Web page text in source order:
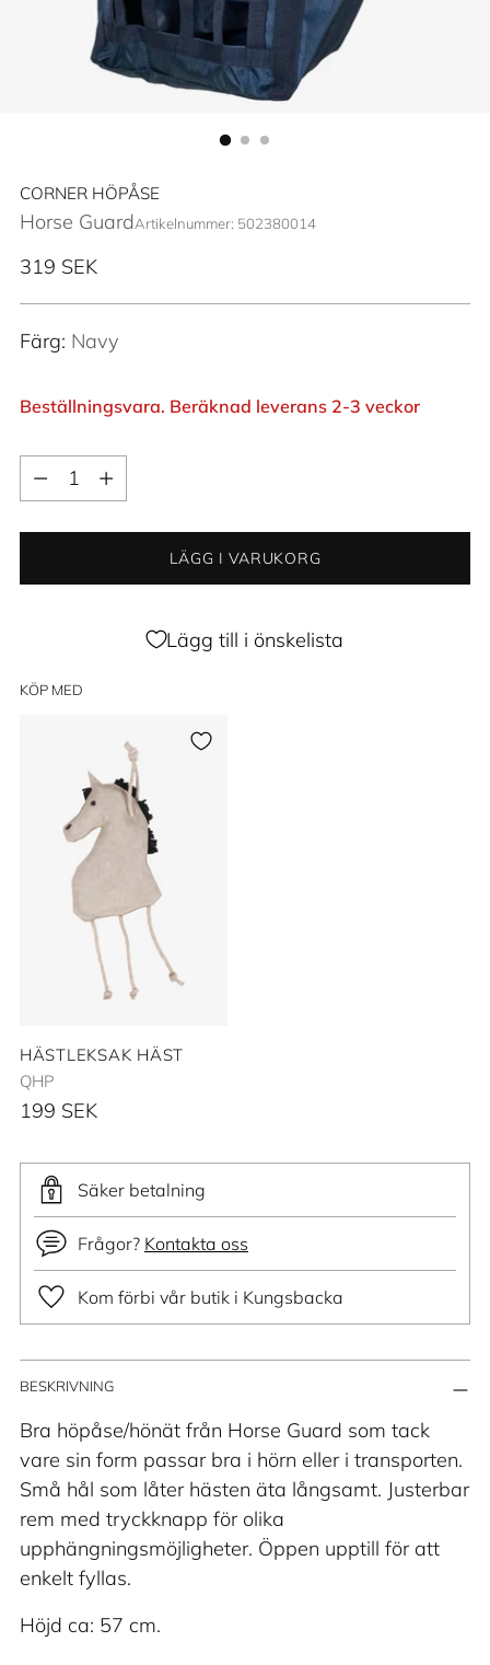
CORNER HÖPÅSE
Horse GuardArtikelnummer: 502380014
Ordinarie
319 SEK
Färg: Navy
Beställningsvara. Beräknad leverans 2-3 veckor
Kvantitet
Kvantitet
LÄGG I VARUKORG
Lägg till i önskelista
KÖP MED
HÄSTLEKSAK HÄST
QHP
199 SEK
Säker betalning
Frågor? Kontakta oss
Kom förbi vår butik i Kungsbacka
Lägger
till
produkt
i
din
varukorg
BESKRIVNING
Bra höpåse/hönät från Horse Guard som tack
vare sin form passar bra i hörn eller i transporten.
Små hål som låter hästen äta långsamt. Justerbar
rem med tryckknapp för olika
upphängningsmöjligheter. Öppen upptill för att
enkelt fyllas.
Höjd ca: 57 cm.